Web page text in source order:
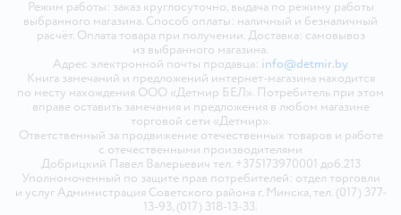
Режим работы: заказ круглосуточно, выдача по режиму работы
выбранного магазина. Способ оплаты: наличный и безналичный
расчёт. Оплата товара при получении. Доставка: самовывоз
из выбранного магазина.
Адрес электронной почты продавца: info@detmir.by
Книга замечаний и предложений интернет-магазина находится
по месту нахождения ООО «Детмир БЕЛ». Потребитель при этом
вправе оставить замечания и предложения в любом магазине
торговой сети «Детмир».
Ответственный за продвижение отечественных товаров и работе
с отечественными производителями
Добрицкий Павел Валерьевич тел. +375173970001 доб.213
Уполномоченный по защите прав потребителей: отдел торговли
и услуг Администрация Советского района г. Минска, тел. (017) 377-
13-93, (017) 318-13-33.